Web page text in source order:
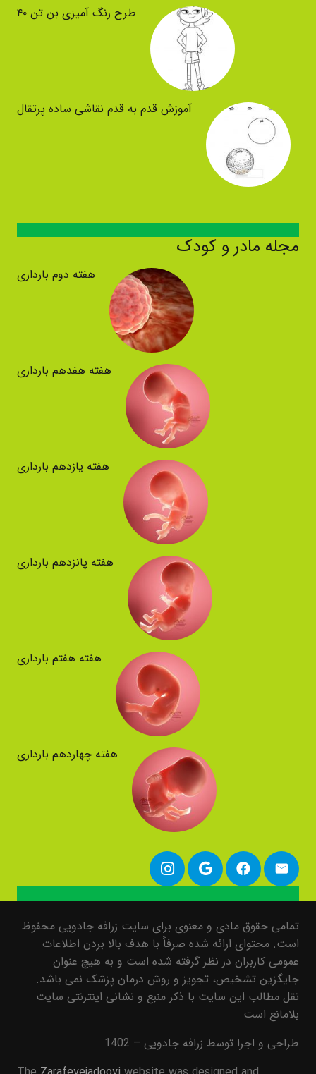
طرح رنگ آمیزی بن تن ۴۰
آموزش قدم به قدم نقاشی ساده پرتقال
مجله مادر و کودک
هفته دوم بارداری
هفته هفدهم بارداری
هفته یازدهم بارداری
هفته پانزدهم بارداری
هفته هفتم بارداری
هفته چهاردهم بارداری
تمامی حقوق مادی و معنوی برای سایت زرافه جادویی محفوظ
است. محتوای ارائه شده صرفاً با هدف بالا بردن اطلاعات
عمومی کاربران در نظر گرفته شده است و به هیچ عنوان
جایگزین تشخیص، تجویز و روش درمان پزشک نمی باشد.
نقل مطالب این سایت با ذکر منبع و نشانی اینترنتی سایت
بلامانع است
طراحی و اجرا توسط زرافه جادویی – 1402